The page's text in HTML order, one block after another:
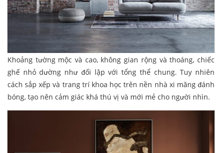
Khoảng tường mộc và cao, không gian rộng và thoáng, chiếc
ghế nhỏ dường như đối lập với tổng thể chung. Tuy nhiên
cách sắp xếp và trang trí khoa học trên nền nhà xi măng đánh
bóng, tạo nên cảm giác khá thú vị và mới mẻ cho người nhìn.